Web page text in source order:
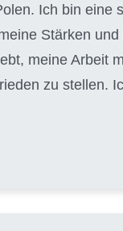
Ich bin eine
Stärken
meine Arbeit
zu stellen.